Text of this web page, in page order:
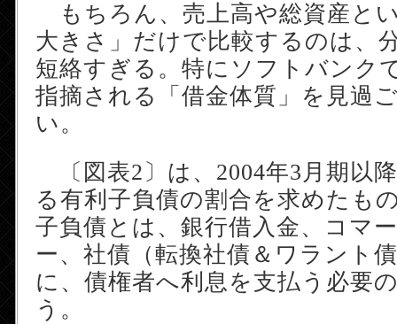
もちろん、売上高や総資産と
大きさ」だけで比較するのは、
短絡すぎる。特にソフトバンク
指摘される「借金体質」を見過
い。
〔図表2〕は、2004年3月期以
る有利子負債の割合を求めたも
子負債とは、銀行借入金、コマ
ー、社債（転換社債＆ワラント
に、債権者へ利息を支払う必要
う。